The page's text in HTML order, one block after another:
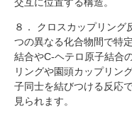
交互に位置する構造。
８． クロスカップリング
つの異なる化合物間で特
結合やC-ヘテロ原子結合
リングや園頭カップリン
子同士を結びつける反応
見られます。